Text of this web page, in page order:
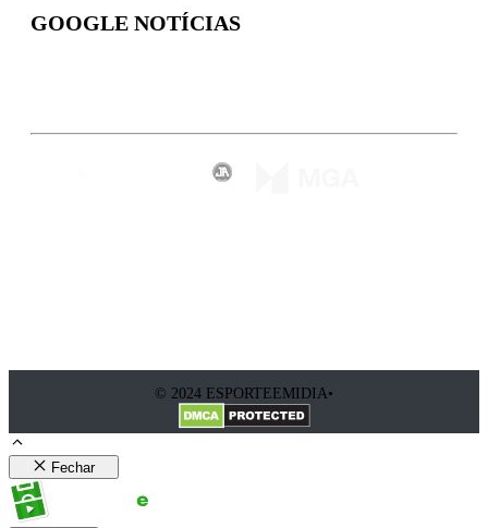
GOOGLE NOTÍCIAS
© 2024 ESPORTEEMIDIA•
Fechar